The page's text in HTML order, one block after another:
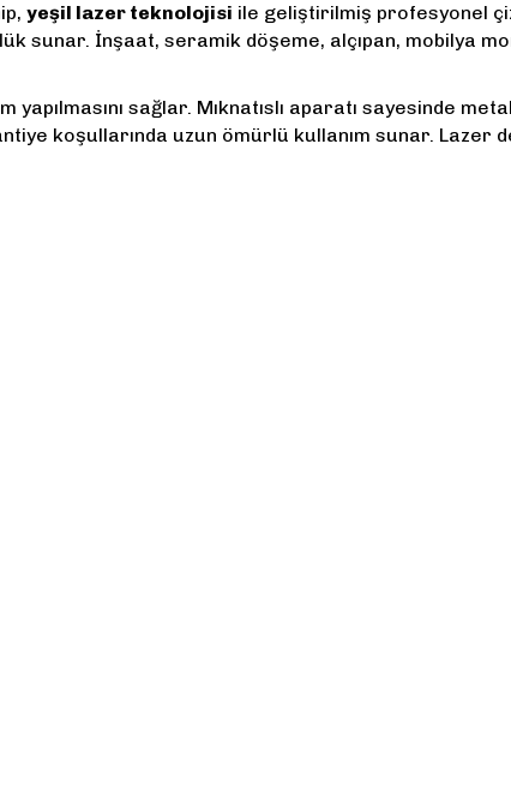
yeşil lazer teknolojisi ile geliştirilmiş profesyonel
sunar. İnşaat, seramik döşeme, alçıpan, mobilya
sağlar. Mıknatıslı aparatı sayesinde
koşullarında uzun ömürlü kullanım sunar. Lazer